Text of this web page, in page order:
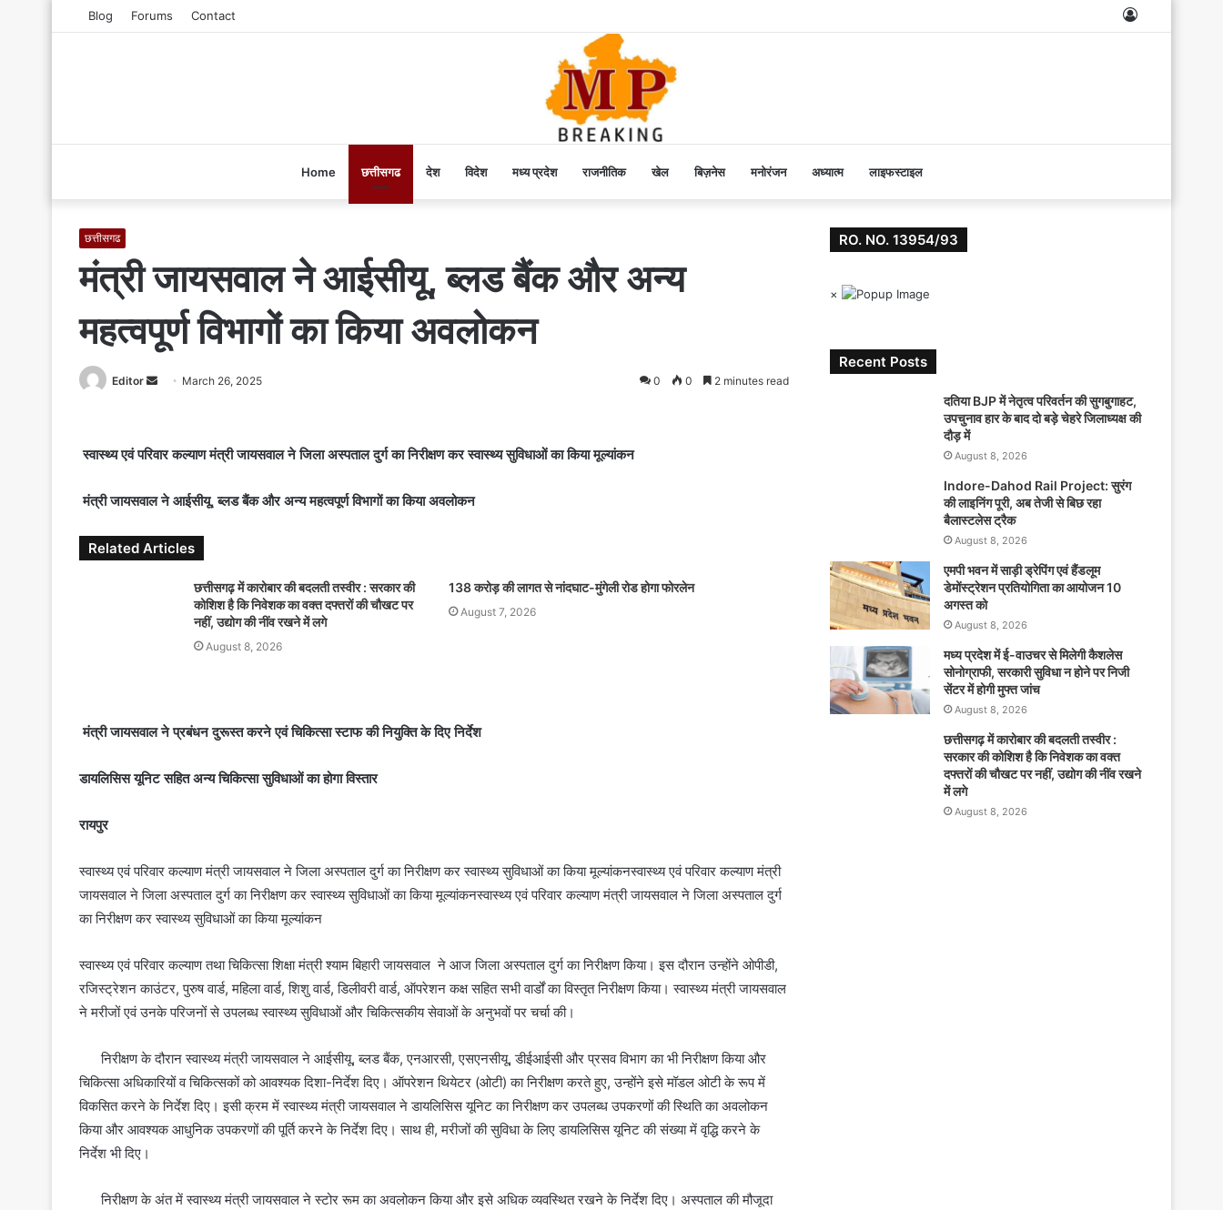
Blog Forums Contact
Home छत्तीसगढ देश विदेश मध्य प्रदेश राजनीतिक खेल बिज़नेस मनोरंजन अध्यात्म लाइफस्टाइल
छत्तीसगढ
मंत्री जायसवाल ने आईसीयू, ब्लड बैंक और अन्य
महत्वपूर्ण विभागों का किया अवलोकन
Editor
m
a
March 26, 2025 0 0 2 minutes read
स्वास्थ्य एवं परिवार कल्याण मंत्री जायसवाल ने जिला अस्पताल दुर्ग का निरीक्षण कर स्वास्थ्य सुविधाओं का किया मूल्यांकन
मंत्री जायसवाल ने आईसीयू, ब्लड बैंक और अन्य महत्वपूर्ण विभागों का किया अवलोकन
Related Articles
छत्तीसगढ़ में कारोबार की बदलती तस्वीर : सरकार की
कोशिश है कि निवेशक का वक्त दफ्तरों की चौखट पर
नहीं, उद्योग की नींव रखने में लगे
August 8, 2026
138 करोड़ की लागत से नांदघाट-मुंगेली रोड होगा फोरलेन
August 7, 2026
मंत्री जायसवाल ने प्रबंधन दुरूस्त करने एवं चिकित्सा स्टाफ की नियुक्ति के दिए निर्देश
डायलिसिस यूनिट सहित अन्य चिकित्सा सुविधाओं का होगा विस्तार
रायपुर
स्वास्थ्य एवं परिवार कल्याण मंत्री जायसवाल ने जिला अस्पताल दुर्ग का निरीक्षण कर स्वास्थ्य सुविधाओं का किया मूल्यांकनस्वास्थ्य एवं परिवार कल्याण मंत्री
जायसवाल ने जिला अस्पताल दुर्ग का निरीक्षण कर स्वास्थ्य सुविधाओं का किया मूल्यांकनस्वास्थ्य एवं परिवार कल्याण मंत्री जायसवाल ने जिला अस्पताल दुर्ग
का निरीक्षण कर स्वास्थ्य सुविधाओं का किया मूल्यांकन
स्वास्थ्य एवं परिवार कल्याण तथा चिकित्सा शिक्षा मंत्री श्याम बिहारी जायसवाल ने आज जिला अस्पताल दुर्ग का निरीक्षण किया। इस दौरान उन्होंने ओपीडी,
रजिस्ट्रेशन काउंटर, पुरुष वार्ड, महिला वार्ड, शिशु वार्ड, डिलीवरी वार्ड, ऑपरेशन कक्ष सहित सभी वार्डों का विस्तृत निरीक्षण किया। स्वास्थ्य मंत्री जायसवाल
ने मरीजों एवं उनके परिजनों से उपलब्ध स्वास्थ्य सुविधाओं और चिकित्सकीय सेवाओं के अनुभवों पर चर्चा की।
निरीक्षण के दौरान स्वास्थ्य मंत्री जायसवाल ने आईसीयू, ब्लड बैंक, एनआरसी, एसएनसीयू, डीईआईसी और प्रसव विभाग का भी निरीक्षण किया और
चिकित्सा अधिकारियों व चिकित्सकों को आवश्यक दिशा-निर्देश दिए। ऑपरेशन थियेटर (ओटी) का निरीक्षण करते हुए, उन्होंने इसे मॉडल ओटी के रूप में
विकसित करने के निर्देश दिए। इसी क्रम में स्वास्थ्य मंत्री जायसवाल ने डायलिसिस यूनिट का निरीक्षण कर उपलब्ध उपकरणों की स्थिति का अवलोकन
किया और आवश्यक आधुनिक उपकरणों की पूर्ति करने के निर्देश दिए। साथ ही, मरीजों की सुविधा के लिए डायलिसिस यूनिट की संख्या में वृद्धि करने के
निर्देश भी दिए।
निरीक्षण के अंत में स्वास्थ्य मंत्री जायसवाल ने स्टोर रूम का अवलोकन किया और इसे अधिक व्यवस्थित रखने के निर्देश दिए। अस्पताल की मौजूदा
RO. NO. 13954/93
×
Recent Posts
दतिया BJP में नेतृत्व परिवर्तन की सुगबुगाहट,
उपचुनाव हार के बाद दो बड़े चेहरे जिलाध्यक्ष की
दौड़ में
August 8, 2026
Indore-Dahod Rail Project: सुरंग
की लाइनिंग पूरी, अब तेजी से बिछ रहा
बैलास्टलेस ट्रैक
August 8, 2026
एमपी भवन में साड़ी ड्रेपिंग एवं हैंडलूम
डेमोंस्ट्रेशन प्रतियोगिता का आयोजन 10
अगस्त को
August 8, 2026
मध्य प्रदेश में ई-वाउचर से मिलेगी कैशलेस
सोनोग्राफी, सरकारी सुविधा न होने पर निजी
सेंटर में होगी मुफ्त जांच
August 8, 2026
छत्तीसगढ़ में कारोबार की बदलती तस्वीर :
सरकार की कोशिश है कि निवेशक का वक्त
दफ्तरों की चौखट पर नहीं, उद्योग की नींव रखने
में लगे
August 8, 2026